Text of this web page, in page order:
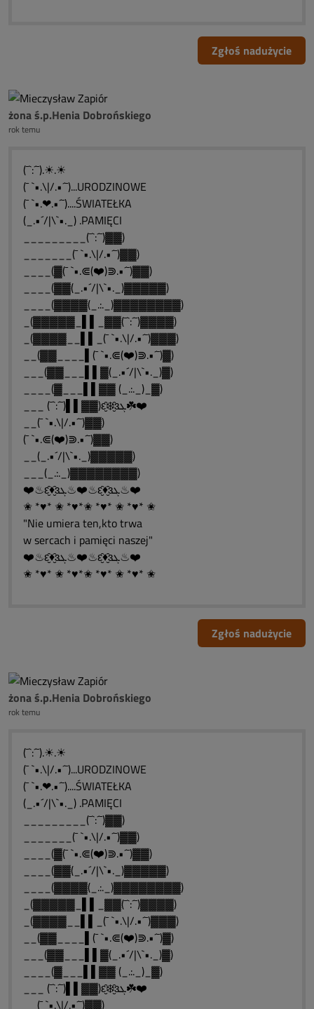
Zgłoś nadużycie
żona ś.p.Henia Dobrońskiego
rok temu
(¯`:´¯).☀.☀
(¯ `•.\|/.•´¯)...URODZINOWE
(¯ `•.❤.•´¯)....ŚWIATEŁKA
(_.•´/|\`•._) .PAMIĘCI
_________(¯`:´¯)▓▓)
_______(¯ `•.\|/.•´¯)▓▓)
____(▓(¯ `•.⋐(❤️)⋑.•´¯)▓▓)
____(▓▓(_.•´/|\`•._)▓▓▓▓▓)
____(▓▓▓▓(_.:._)▓▓▓▓▓▓▓▓)
_(▓▓▓▓▓_▌▌_▓▓(¯`:´¯)▓▓▓▓)
_(▓▓▓▓__▌▌_(¯ `•.\|/.•´¯)▓▓▓)
__(▓▓____▌(¯ `•.⋐(❤️)⋑.•´¯)▓)
___(▓▓___▌▌▓(_.•´/|\`•._)▓)
____(▓___▌▌▓▓ (_.:._)_▓)
___ (¯`:´¯)▌▌▓▓)ԑ̮̑❄️̮̑ɜܓ☘️❤️
__(¯ `•.\|/.•´¯)▓▓)
(¯ `•.⋐(❤️)⋑.•´¯)▓▓)
__(_.•´/|\`•._)▓▓▓▓▓)
___(_.:._)▓▓▓▓▓▓▓▓)
❤️♨ԑ̮̑♦̮̑ɜܓ♨❤️♨ԑ̮̑♦̮̑ɜܓ♨❤️
✬ *♥* ✬ *♥*✬ *♥* ✬ *♥* ✬
"Nie umiera ten,kto trwa
w sercach i pamięci naszej"
❤️♨ԑ̮̑♦̮̑ɜܓ♨❤️♨ԑ̮̑♦̮̑ɜܓ♨❤️
✬ *♥* ✬ *♥*✬ *♥* ✬ *♥* ✬
Zgłoś nadużycie
żona ś.p.Henia Dobrońskiego
rok temu
(¯`:´¯).☀.☀
(¯ `•.\|/.•´¯)...URODZINOWE
(¯ `•.❤.•´¯)....ŚWIATEŁKA
(_.•´/|\`•._) .PAMIĘCI
_________(¯`:´¯)▓▓)
_______(¯ `•.\|/.•´¯)▓▓)
____(▓(¯ `•.⋐(❤️)⋑.•´¯)▓▓)
____(▓▓(_.•´/|\`•._)▓▓▓▓▓)
____(▓▓▓▓(_.:._)▓▓▓▓▓▓▓▓)
_(▓▓▓▓▓_▌▌_▓▓(¯`:´¯)▓▓▓▓)
_(▓▓▓▓__▌▌_(¯ `•.\|/.•´¯)▓▓▓)
__(▓▓____▌(¯ `•.⋐(❤️)⋑.•´¯)▓)
___(▓▓___▌▌▓(_.•´/|\`•._)▓)
____(▓___▌▌▓▓ (_.:._)_▓)
___ (¯`:´¯)▌▌▓▓)ԑ̮̑❄️̮̑ɜܓ☘️❤️
__(¯ `•.\|/.•´¯)▓▓)